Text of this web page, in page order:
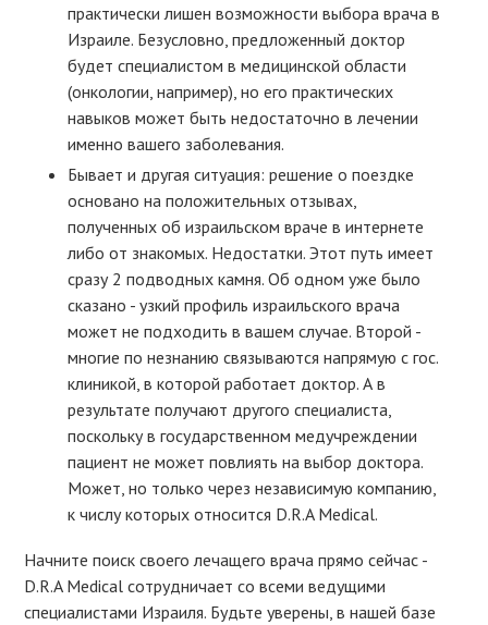
практически лишен возможности выбора врача в
Израиле. Безусловно, предложенный доктор
будет специалистом в медицинской области
(онкологии, например), но его практических
навыков может быть недостаточно в лечении
именно вашего заболевания.
Бывает и другая ситуация: решение о поездке
основано на положительных отзывах,
полученных об израильском враче в интернете
либо от знакомых. Недостатки. Этот путь имеет
сразу 2 подводных камня. Об одном уже было
сказано - узкий профиль израильского врача
может не подходить в вашем случае. Второй -
многие по незнанию связываются напрямую с гос.
клиникой, в которой работает доктор. А в
результате получают другого специалиста,
поскольку в государственном медучреждении
пациент не может повлиять на выбор доктора.
Может, но только через независимую компанию,
к числу которых относится D.R.A Medical.
Начните поиск своего лечащего врача прямо сейчас -
D.R.A Medical сотрудничает со всеми ведущими
специалистами Израиля. Будьте уверены, в нашей базе